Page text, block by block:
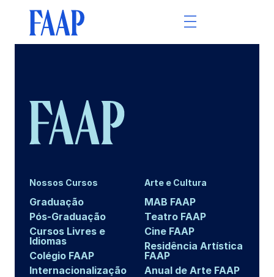
Nossos Cursos
Graduação
Pós-Graduação
Cursos Livres e
Idiomas
Colégio FAAP
Internacionalização
Arte e Cultura
MAB FAAP
Teatro FAAP
Cine FAAP
Residência Artística
FAAP
Anual de Arte FAAP